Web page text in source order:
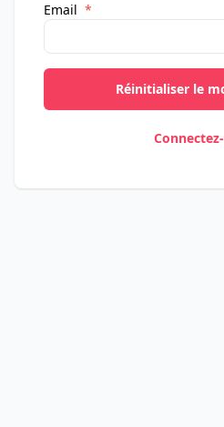
Email
Réinitialiser le